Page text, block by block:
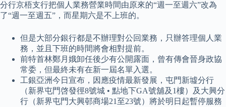
分行京梧支行把個人業務營業時間由原來的“週一至週六”改為
了“週一至週五”，而星期六是不上班的。
但是大部分銀行都是不辦理對公回業務，只辦答理個人業
務，並且下班的時間將會相對提前。
前特首林鄭月娥卸任後少有公開露面，曾有傳會晉身政協
常委，但最終未有在新一屆名單入選。
工銀亞洲今日宣布，因應疫情最新發展，屯門新墟分行
（新界屯門啓發徑8號城 • 點地下GA號舖及1樓）及大興分
行（新界屯門大興邨商場21至23號）將於明日起暫停服務